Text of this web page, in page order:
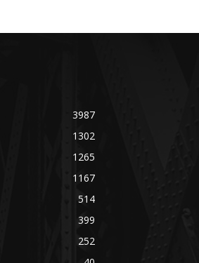
3987
1302
1265
1167
514
399
252